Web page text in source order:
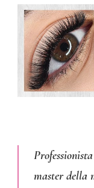
master della